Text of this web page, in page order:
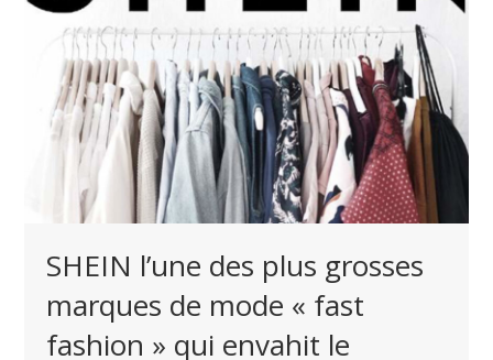
SHEIN l’une des plus grosses
marques de mode « fast
fashion » qui envahit le